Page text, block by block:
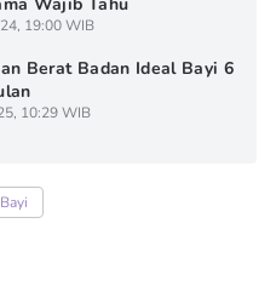
19:00 WIB
Berat Badan Ideal Bayi 6
10:29 WIB